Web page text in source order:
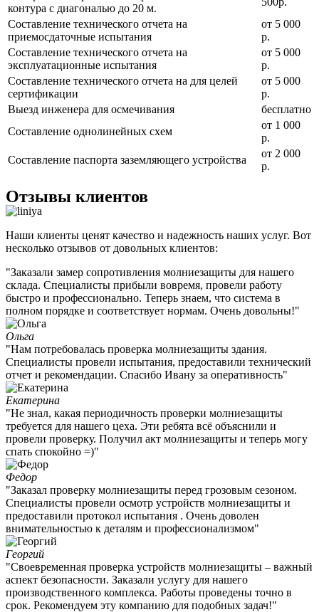
контура с диагональю до 20 м.
Составление технического отчета на
приемосдаточные испытания
от 5 000
р.
Составление технического отчета на
эксплуатационные испытания
от 5 000
р.
Составление технического отчета на для целей
сертификации
от 5 000
р.
Выезд инженера для осмечивания
бесплатно
Составление однолинейных схем
от 1 000
р.
Составление паспорта заземляющего устройства
от 2 000
р.
Отзывы клиентов
Наши клиенты ценят качество и надежность наших услуг. Вот
несколько отзывов от довольных клиентов:
"Заказали замер сопротивления молниезащиты для нашего
склада. Специалисты прибыли вовремя, провели работу
быстро и профессионально. Теперь знаем, что система в
полном порядке и соответствует нормам. Очень довольны!"
Ольга
"Нам потребовалась проверка молниезащиты здания.
Специалисты провели испытания, предоставили технический
отчет и рекомендации. Спасибо Ивану за оперативность"
Екатерина
"Не знал, какая периодичность проверки молниезащиты
требуется для нашего цеха. Эти ребята всё объяснили и
провели проверку. Получил акт молниезащиты и теперь могу
спать спокойно =)"
Федор
"Заказал проверку молниезащиты перед грозовым сезоном.
Специалисты провели осмотр устройств молниезащиты и
предоставили протокол испытания . Очень доволен
внимательностью к деталям и профессионализмом"
Георгий
"Своевременная проверка устройств молниезащиты – важный
аспект безопасности. Заказали услугу для нашего
производственного комплекса. Работы проведены точно в
срок. Рекомендуем эту компанию для подобных задач!"